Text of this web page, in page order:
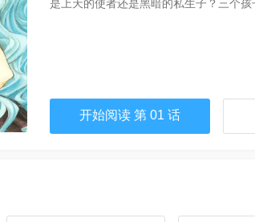
是上天的使者还是黑暗的私生子？三个
开始阅读 第 01 话